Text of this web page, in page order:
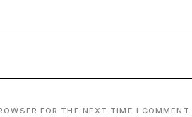
FOR THE NEXT TIME I COMMENT.